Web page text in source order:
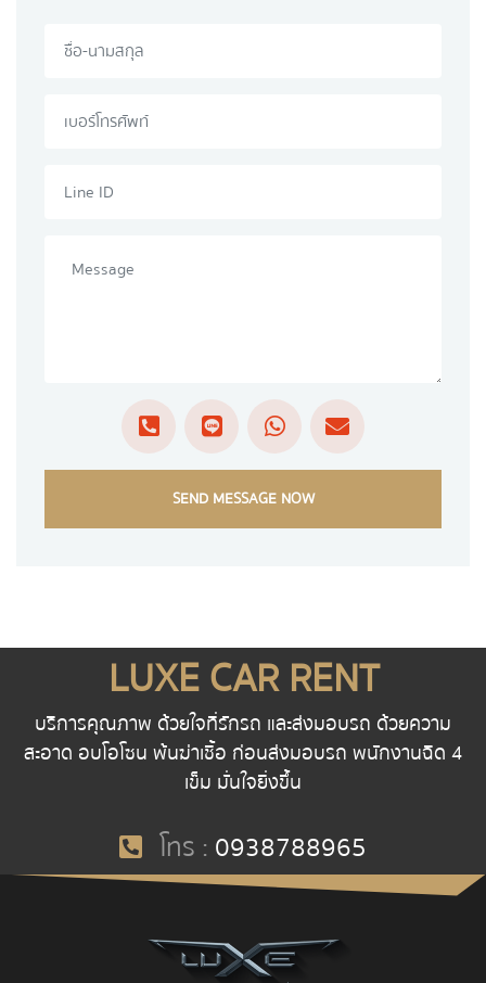
SEND MESSAGE NOW
LUXE CAR RENT
บริการคุณภาพ ด้วยใจที่รักรถ และส่งมอบรถ ด้วยความ
สะอาด อบโอโซน พ้นฆ่าเชื้อ ก่อนส่งมอบรถ พนักงานฉีด 4
เข็ม มั่นใจยิ่งขึ้น
โทร : 0938788965